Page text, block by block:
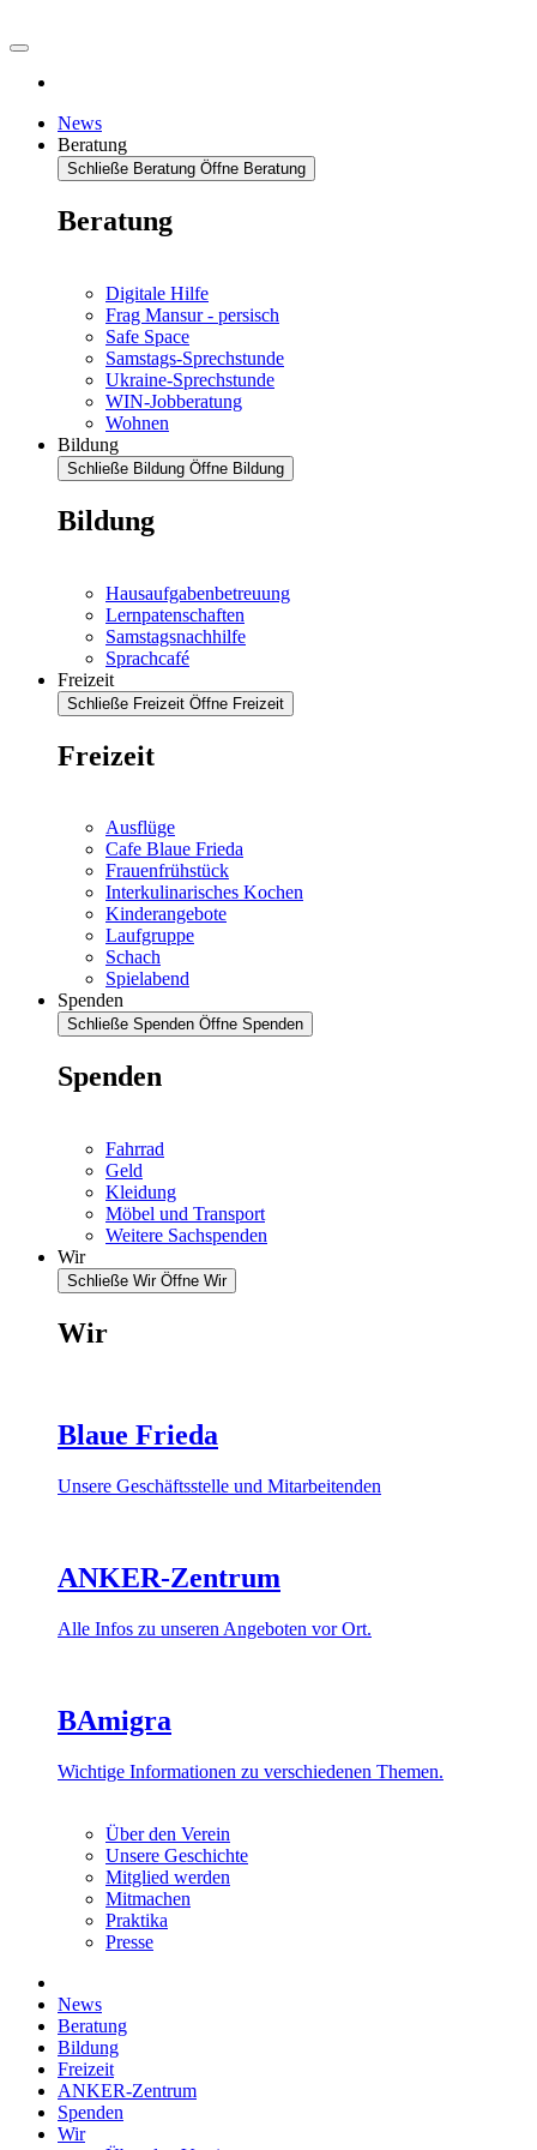
News
Beratung
Schließe Beratung Öffne Beratung
Beratung
Digitale Hilfe
Frag Mansur - persisch
Safe Space
Samstags-Sprechstunde
Ukraine-Sprechstunde
WIN-Jobberatung
Wohnen
Bildung
Schließe Bildung Öffne Bildung
Bildung
Hausaufgabenbetreuung
Lernpatenschaften
Samstagsnachhilfe
Sprachcafé
Freizeit
Schließe Freizeit Öffne Freizeit
Freizeit
Ausflüge
Cafe Blaue Frieda
Frauenfrühstück
Interkulinarisches Kochen
Kinderangebote
Laufgruppe
Schach
Spielabend
Spenden
Schließe Spenden Öffne Spenden
Spenden
Fahrrad
Geld
Kleidung
Möbel und Transport
Weitere Sachspenden
Wir
Schließe Wir Öffne Wir
Wir
Blaue Frieda
Unsere Geschäftsstelle und Mitarbeitenden
ANKER-Zentrum
Alle Infos zu unseren Angeboten vor Ort.
BAmigra
Wichtige Informationen zu verschiedenen Themen.
Über den Verein
Unsere Geschichte
Mitglied werden
Mitmachen
Praktika
Presse
News
Beratung
Bildung
Freizeit
ANKER-Zentrum
Spenden
Wir